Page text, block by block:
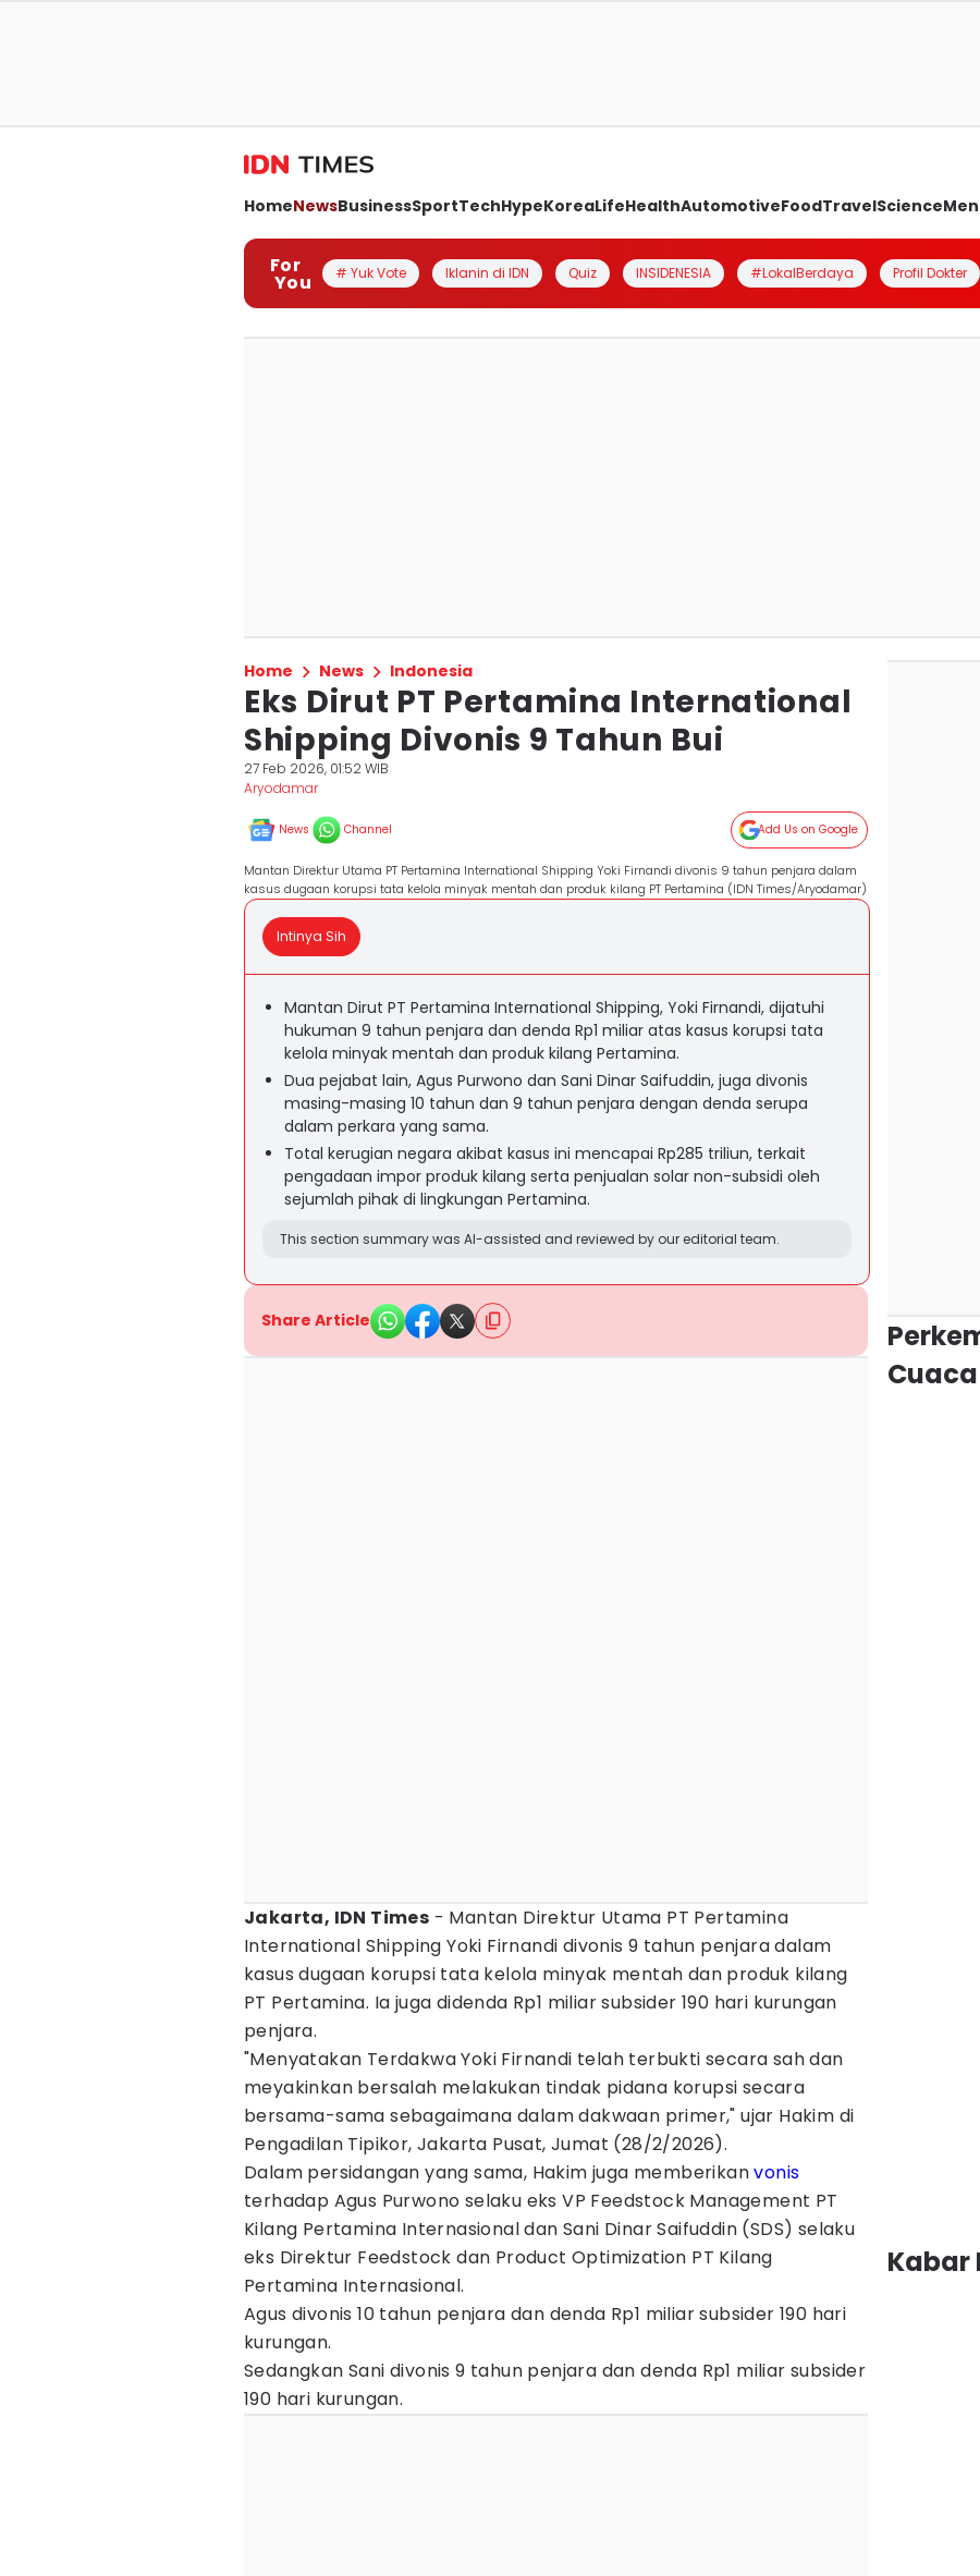
HomeNewsBusinessSportTechHypeKoreaLifeHealthAutomotiveFoodTravelScienceMen
For
You # Yuk Vote Iklanin di IDN Quiz INSIDENESIA #LokalBerdaya Profil Dokter
Home News Indonesia
Eks Dirut PT Pertamina International
Shipping Divonis 9 Tahun Bui
27 Feb 2026, 01:52 WIB
Aryodamar
News Channel Add Us on Google
Mantan Direktur Utama PT Pertamina International Shipping Yoki Firnandi divonis 9 tahun penjara dalam
kasus dugaan korupsi tata kelola minyak mentah dan produk kilang PT Pertamina (IDN Times/Aryodamar)
Intinya Sih
Mantan Dirut PT Pertamina International Shipping, Yoki Firnandi, dijatuhi
hukuman 9 tahun penjara dan denda Rp1 miliar atas kasus korupsi tata
kelola minyak mentah dan produk kilang Pertamina.
Dua pejabat lain, Agus Purwono dan Sani Dinar Saifuddin, juga divonis
masing-masing 10 tahun dan 9 tahun penjara dengan denda serupa
dalam perkara yang sama.
Total kerugian negara akibat kasus ini mencapai Rp285 triliun, terkait
pengadaan impor produk kilang serta penjualan solar non-subsidi oleh
sejumlah pihak di lingkungan Pertamina.
This section summary was AI-assisted and reviewed by our editorial team.
Share Article
Jakarta, IDN Times - Mantan Direktur Utama PT Pertamina
International Shipping Yoki Firnandi divonis 9 tahun penjara dalam
kasus dugaan korupsi tata kelola minyak mentah dan produk kilang
PT Pertamina. Ia juga didenda Rp1 miliar subsider 190 hari kurungan
penjara.
"Menyatakan Terdakwa Yoki Firnandi telah terbukti secara sah dan
meyakinkan bersalah melakukan tindak pidana korupsi secara
bersama-sama sebagaimana dalam dakwaan primer," ujar Hakim di
Pengadilan Tipikor, Jakarta Pusat, Jumat (28/2/2026).
Dalam persidangan yang sama, Hakim juga memberikanvonis
terhadap Agus Purwono selaku eks VP Feedstock Management PT
Kilang Pertamina Internasional dan Sani Dinar Saifuddin (SDS) selaku
eks Direktur Feedstock dan Product Optimization PT Kilang
Pertamina Internasional.
Agus divonis 10 tahun penjara dan denda Rp1 miliar subsider 190 hari
kurungan.
Sedangkan Sani divonis 9 tahun penjara dan denda Rp1 miliar subsider
190 hari kurungan.
Kabar